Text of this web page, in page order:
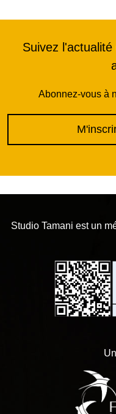
Suivez
Abonnez-vous à
Studio Tamani est un